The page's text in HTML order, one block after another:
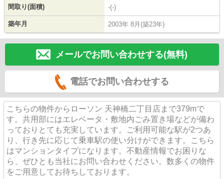
間取り(面積) -(-)
築年月 2003年 8月(築23年)
メールでお問い合わせする(無料)
電話でお問い合わせする
こちらの物件からローソン 天神橋二丁目店まで379mで
す。共用部にはエレベータ・敷地内ごみ置き場などが備わ
っておりとても充実しています。ご利用可能な駅が2つあ
り、行き先に応じて乗車駅の使い分けができます。こちら
はマンションタイプになります。不動産情報でお困りな
ら、ぜひとも当社にお問い合わせください。数多くの物件
をご用意してお待ちしております。